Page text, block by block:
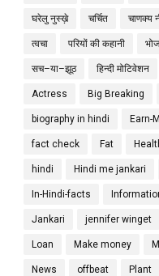
घरेलु नुस्ख़े चर्चित चाणक्य
त्वचा परियों की कहानी
सच–या–झूठ हिन्दी मोटिवेशन
Actress Big Breaking
biography in hindi Earn-
fact check Fat
hindi Hindi me jankari
In-Hindi-facts
Jankari jennifer winget
Loan Make money
News offbeat Plant